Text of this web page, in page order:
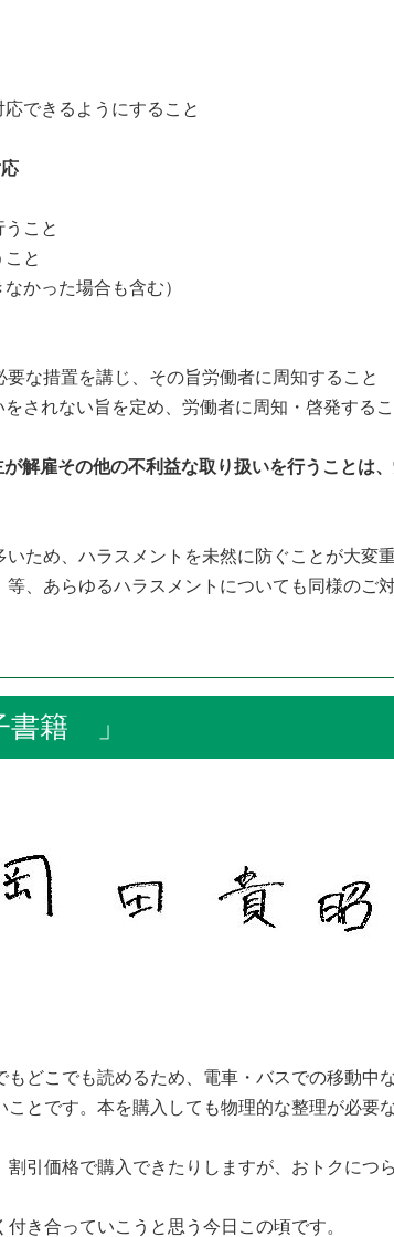
できるようにすること
こと
と
かった場合も含む）
な措置を講じ、その旨労働者に周知すること
されない旨を定め、労働者に周知・啓発する
解雇その他の不利益な取り扱いを行うことは
ため、ハラスメントを未然に防ぐことが大変
、あらゆるハラスメントについても同様のご
」
どこでも読めるため、電車・バスでの移動中
とです。本を購入しても物理的な整理が必要
引価格で購入できたりしますが、おトクにつ
き合っていこうと思う今日この頃です。